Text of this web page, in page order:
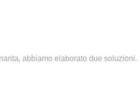
abbiamo elaborato due soluzioni.